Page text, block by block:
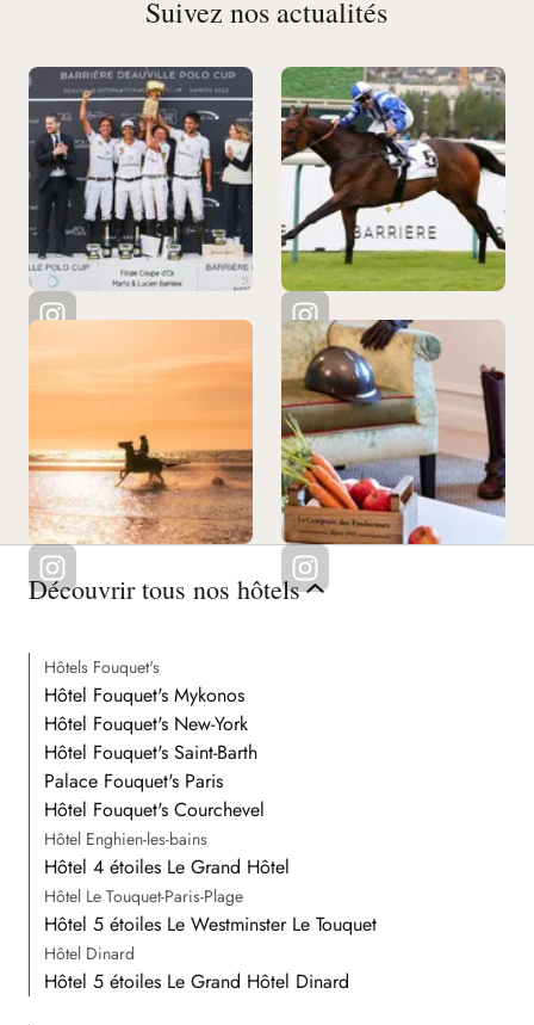
Suivez nos actualités
Découvrir tous nos hôtels
Hôtels Fouquet's
Hôtel Fouquet's Mykonos
Hôtel Fouquet's New-York
Hôtel Fouquet's Saint-Barth
Palace Fouquet's Paris
Hôtel Fouquet's Courchevel
Hôtel Enghien-les-bains
Hôtel 4 étoiles Le Grand Hôtel
Hôtel Le Touquet-Paris-Plage
Hôtel 5 étoiles Le Westminster Le Touquet
Hôtel Dinard
Hôtel 5 étoiles Le Grand Hôtel Dinard